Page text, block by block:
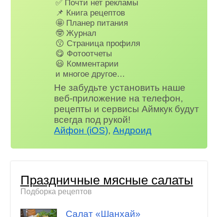
✅ Почти нет рекламы
📌 Книга рецептов
🤩 Планер питания
🤓 Журнал
😗 Страница профиля
😋 Фотоотчеты
😃 Комментарии
и многое другое…
Не забудьте установить наше
веб-приложение на телефон,
рецепты и сервисы Аймкук будут
всегда под рукой!
Айфон (iOS),Андроид
Праздничные мясные салаты
Подборка рецептов
Салат «Шанхай»